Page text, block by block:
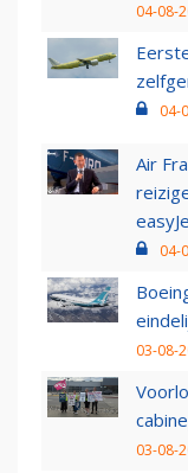
04-08-
04-
Air
04-
03-08-
03-08-